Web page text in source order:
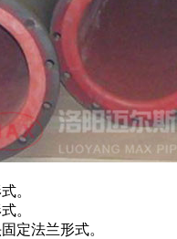
式。
式。
固定法兰形式。